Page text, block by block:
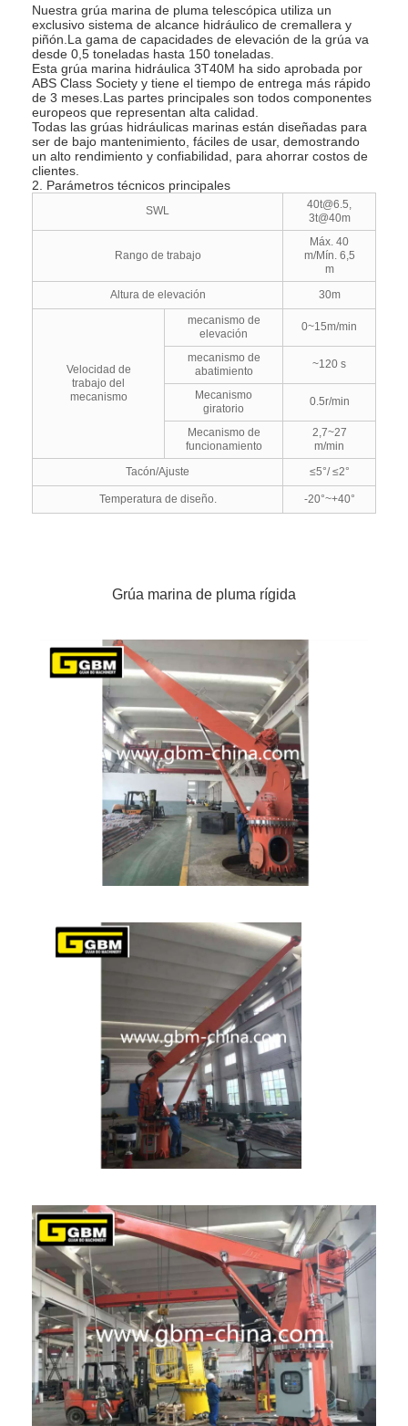
Nuestra grúa marina de pluma telescópica utiliza un
exclusivo sistema de alcance hidráulico de cremallera y
piñón.La gama de capacidades de elevación de la grúa va
desde 0,5 toneladas hasta 150 toneladas.
Esta grúa marina hidráulica 3T40M ha sido aprobada por
ABS Class Society y tiene el tiempo de entrega más rápido
de 3 meses.Las partes principales son todos componentes
europeos que representan alta calidad.
Todas las grúas hidráulicas marinas están diseñadas para
ser de bajo mantenimiento, fáciles de usar, demostrando
un alto rendimiento y confiabilidad, para ahorrar costos de
clientes.
2. Parámetros técnicos principales
SWL
40t@6.5,
3t@40m
Rango de trabajo
Máx. 40
m/Mín. 6,5
m
Altura de elevación
30m
Velocidad de
trabajo del
mecanismo
mecanismo de
elevación
0~15m/min
mecanismo de
abatimiento
~120 s
Mecanismo
giratorio
0.5r/min
Mecanismo de
funcionamiento
2,7~27
m/min
Tacón/Ajuste
≤5°/ ≤2°
Temperatura de diseño. -20°~+40°
Grúa marina de pluma rígida